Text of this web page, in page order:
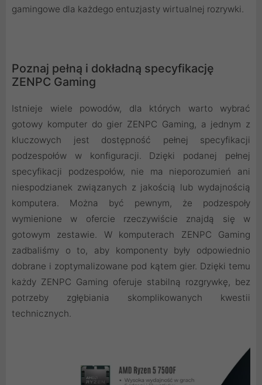
gamingowe dla każdego entuzjasty wirtualnej rozrywki.
Poznaj pełną i dokładną specyfikację
ZENPC Gaming
Istnieje wiele powodów, dla których warto wybrać
gotowy komputer do gier ZENPC Gaming, a jednym z
kluczowych jest dostępność pełnej specyfikacji
podzespołów w konfiguracji. Dzięki podanej pełnej
specyfikacji podzespołów, nie ma nieporozumień ani
niespodzianek związanych z jakością lub wydajnością
komputera. Można być pewnym, że podzespoły
wymienione w ofercie rzeczywiście znajdą się w
gotowym zestawie. W komputerach ZENPC Gaming
zadbaliśmy o to, aby komponenty były odpowiednio
dobrane i zoptymalizowane pod kątem gier. Dzięki temu
każdy ZENPC Gaming oferuje stabilną rozgrywkę, bez
potrzeby zgłębiania skomplikowanych kwestii
technicznych.